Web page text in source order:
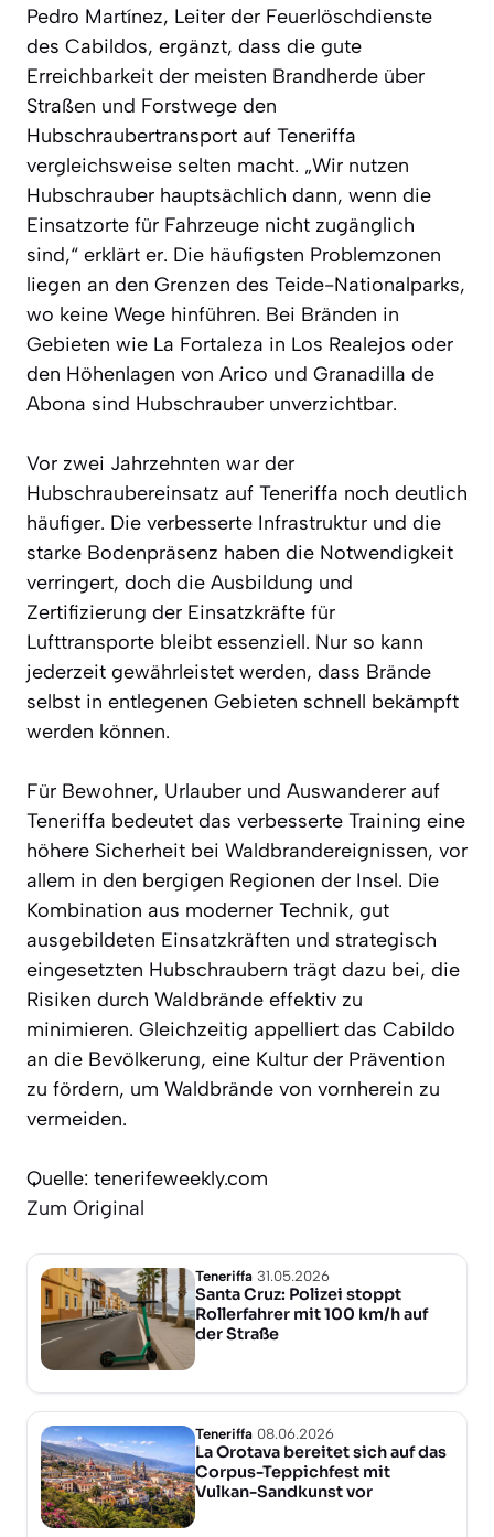
Pedro Martínez, Leiter der Feuerlöschdienste
des Cabildos, ergänzt, dass die gute
Erreichbarkeit der meisten Brandherde über
Straßen und Forstwege den
Hubschraubertransport auf Teneriffa
vergleichsweise selten macht. „Wir nutzen
Hubschrauber hauptsächlich dann, wenn die
Einsatzorte für Fahrzeuge nicht zugänglich
sind,“ erklärt er. Die häufigsten Problemzonen
liegen an den Grenzen des Teide-Nationalparks,
wo keine Wege hinführen. Bei Bränden in
Gebieten wie La Fortaleza in Los Realejos oder
den Höhenlagen von Arico und Granadilla de
Abona sind Hubschrauber unverzichtbar.
Vor zwei Jahrzehnten war der
Hubschraubereinsatz auf Teneriffa noch deutlich
häufiger. Die verbesserte Infrastruktur und die
starke Bodenpräsenz haben die Notwendigkeit
verringert, doch die Ausbildung und
Zertifizierung der Einsatzkräfte für
Lufttransporte bleibt essenziell. Nur so kann
jederzeit gewährleistet werden, dass Brände
selbst in entlegenen Gebieten schnell bekämpft
werden können.
Für Bewohner, Urlauber und Auswanderer auf
Teneriffa bedeutet das verbesserte Training eine
höhere Sicherheit bei Waldbrandereignissen, vor
allem in den bergigen Regionen der Insel. Die
Kombination aus moderner Technik, gut
ausgebildeten Einsatzkräften und strategisch
eingesetzten Hubschraubern trägt dazu bei, die
Risiken durch Waldbrände effektiv zu
minimieren. Gleichzeitig appelliert das Cabildo
an die Bevölkerung, eine Kultur der Prävention
zu fördern, um Waldbrände von vornherein zu
vermeiden.
Quelle: tenerifeweekly.com
Zum Original
Teneriffa 31.05.2026
Santa Cruz: Polizei stoppt
Rollerfahrer mit 100 km/h auf
der Straße
Teneriffa 08.06.2026
La Orotava bereitet sich auf das
Corpus-Teppichfest mit
Vulkan-Sandkunst vor